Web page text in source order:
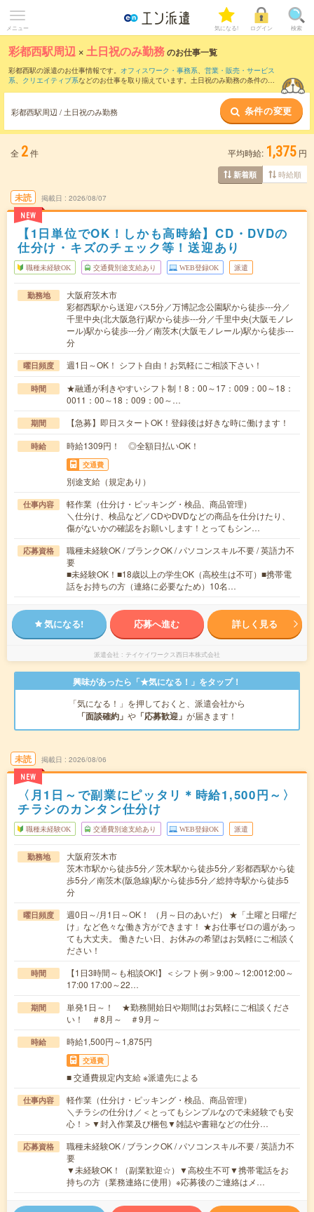
メニュー 気になる! ログイン 検索
彩都西駅周辺 ×土日祝のみ勤務のお仕事一覧
彩都西駅の派遣のお仕事情報です。 オフィスワーク・事務系、 営業・販売・サービス
系、 クリエイティブ系などのお仕事を取り揃えています。土日祝のみ勤務の条件の他
彩都西駅周辺 / 土日祝のみ勤務 条件の変更
全 2件 平均時給: 1,375 円
新着順 時給順
未読
NEW
掲載日 2026/08/07
【1日単位でOK！しかも高時給】CD・DVDの
仕分け・キズのチェック等！送迎あり
職種未経験OK 交通費別途支給あり WEB登録OK 派遣
勤務地
大阪府茨木市
彩都西駅から送迎バス5分／万博記念公園駅から徒歩---分／
千里中央(北大阪急行)駅から徒歩---分／千里中央(大阪モノレ
ール)駅から徒歩---分／南茨木(大阪モノレール)駅から徒歩---
分
曜日頻度 週1日～OK！ シフト自由！お気軽にご相談下さい！
時間
★融通が利きやすいシフト制！8：00～17：009：00～18：
0011：00～18：009：00～…
期間 【急募】即日スタートOK！登録後は好きな時に働けます！
時給 時給1309円！ ◎全額日払いOK！
交通費
別途支給（規定あり）
仕事内容
軽作業（仕分け・ピッキング・検品、商品管理）
＼仕分け、検品など／CDやDVDなどの商品を仕分けたり、
傷がないかの確認をお願いします！とってもシン…
応募資格
職種未経験OK / ブランクOK / パソコンスキル不要 / 英語力不
要
■未経験OK！■18歳以上の学生OK（高校生は不可）■携帯電
話をお持ちの方（連絡に必要なため）10名…
気になる! 応募へ進む 詳しく見る
派遣会社 テイケイワークス西日本株式会社
興味があったら「★気になる！」をタップ！
「気になる！」を押しておくと、派遣会社から
「面談確約」 や 「応募歓迎」 が届きます！
未読
NEW
掲載日 2026/08/06
〈月1日～で副業にピッタリ＊時給1,500円～〉
チラシのカンタン仕分け
職種未経験OK 交通費別途支給あり WEB登録OK 派遣
勤務地
大阪府茨木市
茨木市駅から徒歩5分／茨木駅から徒歩5分／彩都西駅から徒
歩5分／南茨木(阪急線)駅から徒歩5分／総持寺駅から徒歩5
分
曜日頻度
週0日～/月1日～OK！ （月～日のあいだ） ★「土曜と日曜だ
け」など色々な働き方ができます！ ★お仕事ゼロの週があっ
ても大丈夫。 働きたい日、お休みの希望はお気軽にご相談く
ださい！
時間
【1日3時間～も相談OK!】＜シフト例＞9:00～12:0012:00～
17:00 17:00～22…
期間
単発1日～！ ★勤務開始日や期間はお気軽にご相談くださ
い！ ＃8月～ ＃9月～
時給 時給1,500円～1,875円
交通費
■ 交通費規定内支給 ※派遣先による
仕事内容
軽作業（仕分け・ピッキング・検品、商品管理）
＼チラシの仕分け／＜とってもシンプルなので未経験でも安
心！＞▼封入作業及び梱包▼雑誌や書籍などの仕分…
応募資格
職種未経験OK / ブランクOK / パソコンスキル不要 / 英語力不
要
▼未経験OK！（副業歓迎☆）▼高校生不可▼携帯電話をお
持ちの方（業務連絡に使用）※応募後のご連絡はメ…